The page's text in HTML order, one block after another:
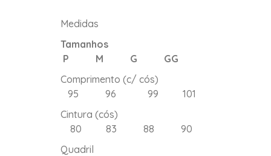
Medidas
Tamanhos
P M G GG
Comprimento (c/ cós)
95 96 99 101
Cintura (cós)
80 83 88 90
Quadril